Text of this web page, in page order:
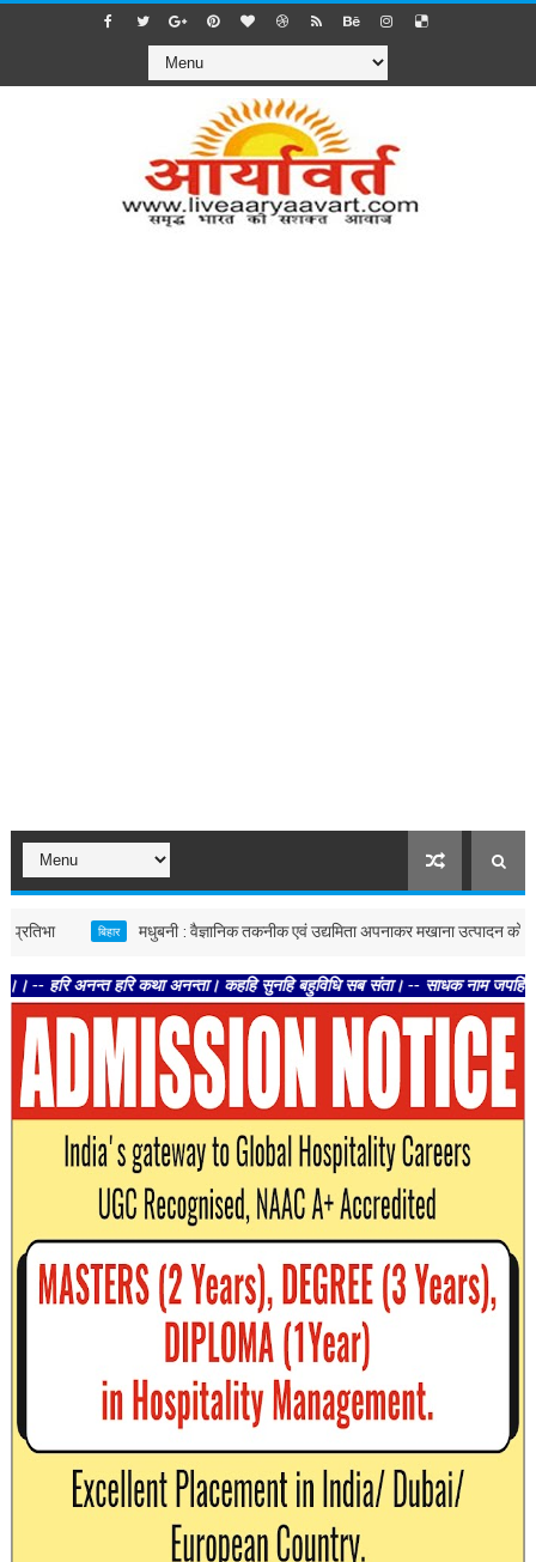
बिहार मधुबनी : वैज्ञानिक तकनीक एवं उद्यमिता अपनाकर मखाना उत्पादन को बनाएं
कथा अनन्ता। कहहि सुनहि बहुविधि सब संता। -- साधक नाम जपहिं लय लाएं।